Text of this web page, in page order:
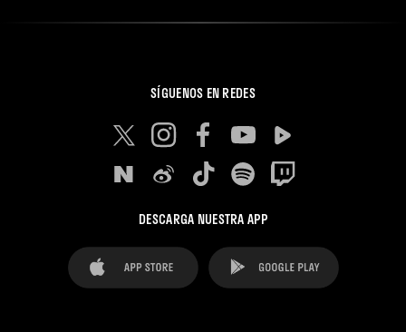
SÍGUENOS EN REDES
DESCARGA NUESTRA APP